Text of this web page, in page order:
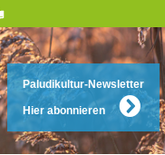
Paludikultur-Newsletter
Hier abonnieren